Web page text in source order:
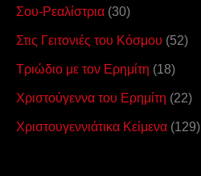
Σου-Ρεαλίστρια (30)
Στις Γειτονιές του Κόσμου (52)
Τριώδιο με τον Ερημίτη (18)
Χριστούγεννα του Ερημίτη (22)
Χριστουγεννιάτικα Κείμενα (129)